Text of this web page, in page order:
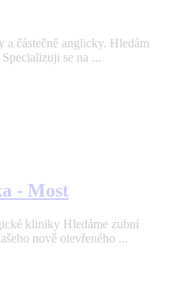
částečně anglicky. Hledám
se na ...
- Most
kliniky Hledáme zubní
nově otevřeného ...